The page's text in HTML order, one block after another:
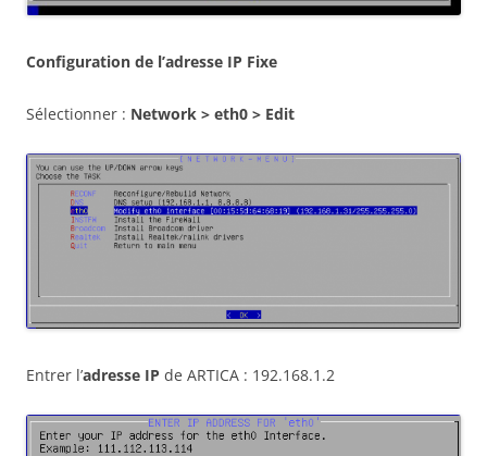
Configuration de l’adresse IP Fixe
Sélectionner : Network > eth0 > Edit
Entrer l’adresse IP de ARTICA : 192.168.1.2